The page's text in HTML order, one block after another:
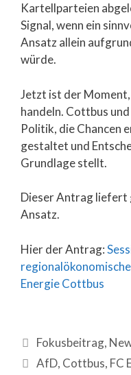
Kartellparteien
Signal, wenn ein
Ansatz allein
würde.
Jetzt ist der
handeln. Cottbus
Politik, die Chancen
gestaltet und
Grundlage stellt.
Dieser Antrag liefert
Ansatz.
Hier der Antrag:
Energie Cottbus
Fokusbeitrag,
AfD, Cottbus, FC